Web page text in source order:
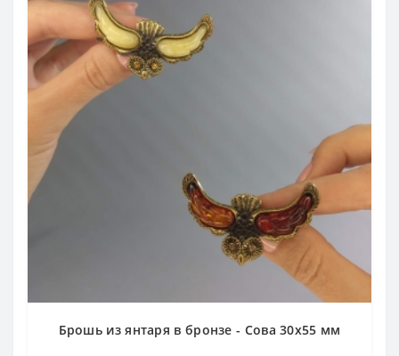
Брошь из янтаря в бронзе - Сова 30х55 мм